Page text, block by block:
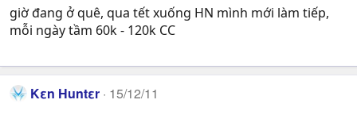
giờ đang ở quê, qua tết xuống HN mình mới làm tiếp,
mỗi ngày tầm 60k - 120k CC
Kεn Huntεr 15/12/11